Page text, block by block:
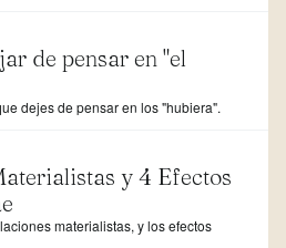
de pensar en "el
dejes de pensar en los "hubiera".
y 4 Efectos
materialistas, y los efectos